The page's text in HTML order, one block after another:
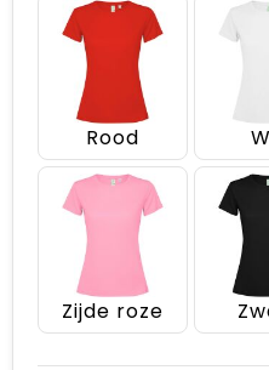
Rood
Zijde roze